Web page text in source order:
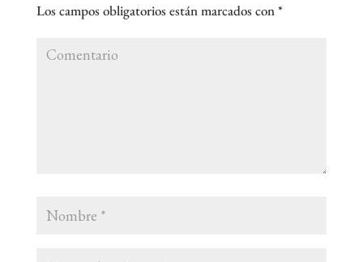
Los campos obligatorios están marcados con*